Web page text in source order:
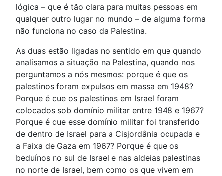
lógica – que é tão clara para muitas pessoas em
qualquer outro lugar no mundo – de alguma forma
não funciona no caso da Palestina.
As duas estão ligadas no sentido em que quando
analisamos a situação na Palestina, quando nos
perguntamos a nós mesmos: porque é que os
palestinos foram expulsos em massa em 1948?
Porque é que os palestinos em Israel foram
colocados sob domínio militar entre 1948 e 1967?
Porque é que esse domínio militar foi transferido
de dentro de Israel para a Cisjordânia ocupada e
a Faixa de Gaza em 1967? Porque é que os
beduínos no sul de Israel e nas aldeias palestinas
no norte de Israel, bem como os que vivem em